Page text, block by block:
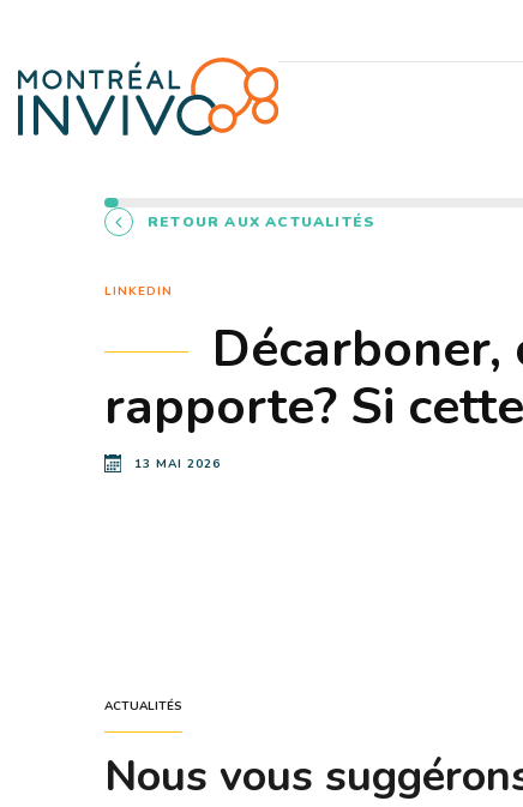
RETOUR AUX ACTUALITÉS
LINKEDIN
Décarboner,
rapporte? Si
13 MAI 2026
ACTUALITÉS
Nous vous